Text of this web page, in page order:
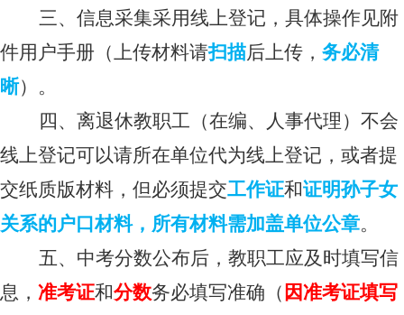
三、信息采集采用线上登记，具体操作见附
件用户手册（上传材料请扫描后上传， 务必清
晰）。
四、离退休教职工（在编、人事代理）不会
线上登记可以请所在单位代为线上登记，或者提
交纸质版材料，但必须提交工作证和证明孙子女
关系的户口材料，所有材料需加盖单位公章。
五、中考分数公布后，教职工应及时填写信
息， 准考证和分数务必填写准确（ 因准考证填写